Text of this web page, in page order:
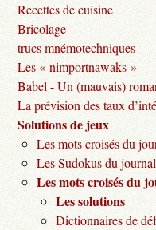
Recettes de cuisine
Bricolage
trucs mnémotechniques
Les « nimportnawaks »
Babel - Un (mauvais)
La prévision des taux
Solutions de jeux
Les mots croisés du
Les Sudokus du
Les mots croisés du
Les solutions
Dictionnaires de